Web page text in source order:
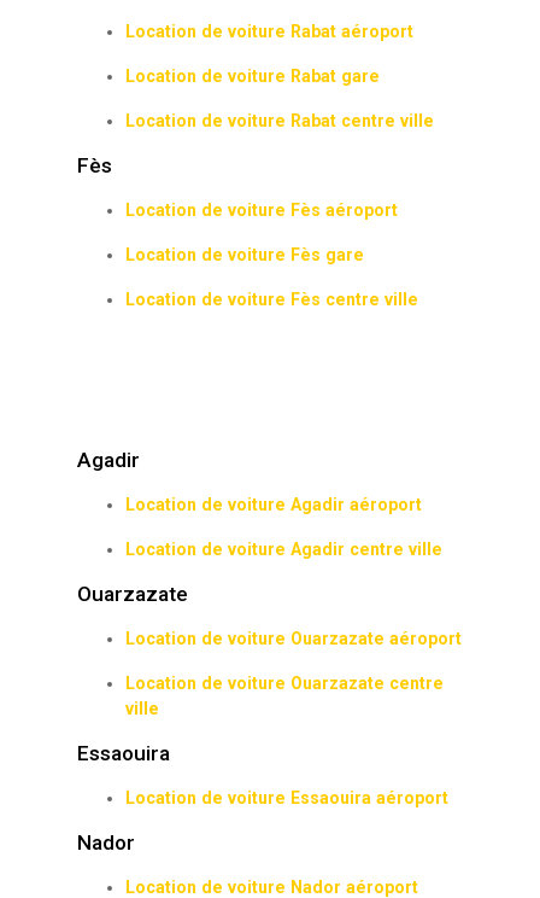
Location de voiture Rabat aéroport
Location de voiture Rabat gare
Location de voiture Rabat centre ville
Fès
Location de voiture Fès aéroport
Location de voiture Fès gare
Location de voiture Fès centre ville
Agadir
Location de voiture Agadir aéroport
Location de voiture Agadir centre ville
Ouarzazate
Location de voiture Ouarzazate aéroport
Location de voiture Ouarzazate centre
ville
Essaouira
Location de voiture Essaouira aéroport
Nador
Location de voiture Nador aéroport